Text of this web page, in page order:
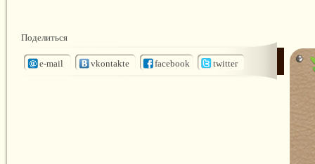
Поделиться
e-mail vkontakte facebook twitter